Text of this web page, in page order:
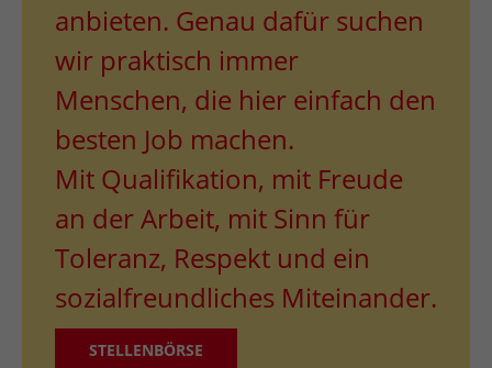
anbieten. Genau dafür suchen
wir praktisch immer
Menschen, die hier einfach den
besten Job machen.
Mit Qualifikation, mit Freude
an der Arbeit, mit Sinn für
Toleranz, Respekt und ein
sozialfreundliches Miteinander.
STELLENBÖRSE